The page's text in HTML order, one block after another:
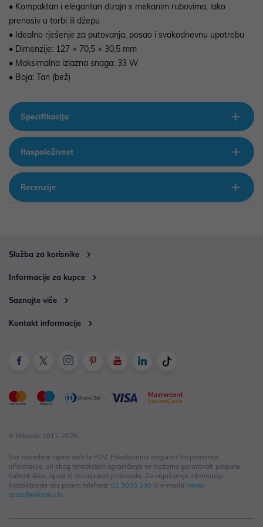
• Kompaktan i elegantan dizajn s mekanim rubovima, lako
prenosiv u torbi ili džepu
• Idealno rješenje za putovanja, posao i svakodnevnu upotrebu
• Dimenzije: 127 × 70,5 × 30,5 mm
• Maksimalna izlazna snaga: 33 W
• Boja: Tan (bež)
Specifikacija
Raspoloživost
Recenzije
Služba za korisnike
Informacije za kupce
Saznajte više
Kontakt informacije
© Mikronis 2012-2026
Sve navedene cijene sadrže PDV. Pokušavamo osigurati što preciznije
informacije, ali zbog tehnoloških ograničenja ne možemo garantirati potpunu
točnost slika, opisa ili dostupnosti proizvoda. Za najažurnije informacije
kontaktirajte nas putem telefona: 01 3033 100 ili e-maila: nova-
cesta@mikronis.hr.